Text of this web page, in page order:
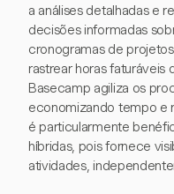
a análises detalhadas e
decisões informadas
cronogramas de
rastrear horas faturáveis
Basecamp agiliza os
economizando tempo e
é particularmente
híbridas, pois fornece
atividades,